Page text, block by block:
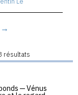
→
résultats
— Vénus